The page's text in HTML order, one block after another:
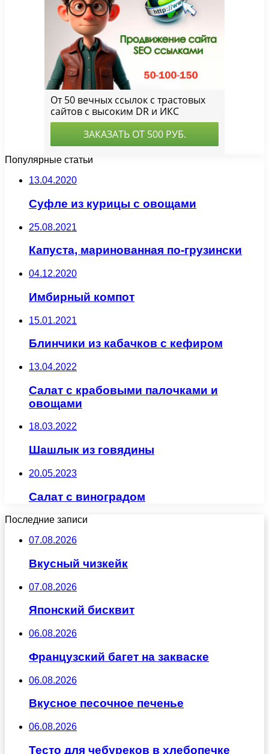
Популярные статьи
13.04.2020
Суфле из курицы с овощами
25.08.2021
Капуста, маринованная по-грузински
04.12.2020
Имбирный компот
15.01.2021
Блинчики из кабачков с кефиром
13.04.2022
Салат с крабовыми палочками и
овощами
18.03.2022
Шашлык из говядины
20.05.2023
Салат с виноградом
Последние записи
07.08.2026
Вкусный чизкейк
07.08.2026
Японский бисквит
06.08.2026
Французский багет на закваске
06.08.2026
Вкусное песочное печенье
06.08.2026
Тесто для чебуреков в хлебопечке